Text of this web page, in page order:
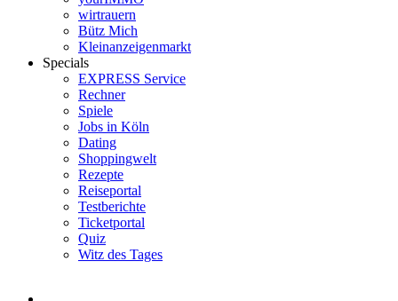
wirtrauern
Bütz Mich
Kleinanzeigenmarkt
Specials
EXPRESS Service
Rechner
Spiele
Jobs in Köln
Dating
Shoppingwelt
Rezepte
Reiseportal
Testberichte
Ticketportal
Quiz
Witz des Tages